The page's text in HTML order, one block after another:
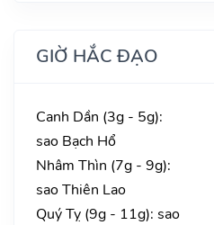
GIỜ HẮC ĐẠO
Canh Dần (3g - 5g):
sao Bạch Hổ
Nhâm Thìn (7g - 9g):
sao Thiên Lao
Quý Tỵ (9g - 11g): sao